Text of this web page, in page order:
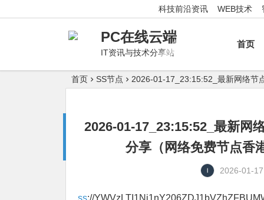
科技前沿资讯 WEB技术
PC在线云端
IT资讯与技术分享站
首页
首页 SS节点 2026-01-17_23:15:52_最新网络
2026-01-17_23:15:52_最新
分享（网络免费节点香
2026-01-17
ss://